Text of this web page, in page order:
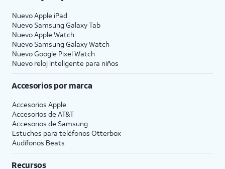
Nuevo Apple iPad
Nuevo Samsung Galaxy Tab
Nuevo Apple Watch
Nuevo Samsung Galaxy Watch
Nuevo Google Pixel Watch
Nuevo reloj inteligente para niños
Accesorios por marca
Accesorios Apple
Accesorios de AT&T
Accesorios de Samsung
Estuches para teléfonos Otterbox
Audífonos Beats
Recursos